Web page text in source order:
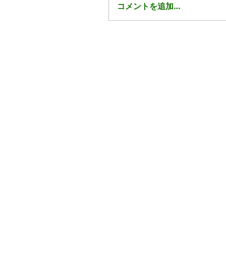
コメントを追加…